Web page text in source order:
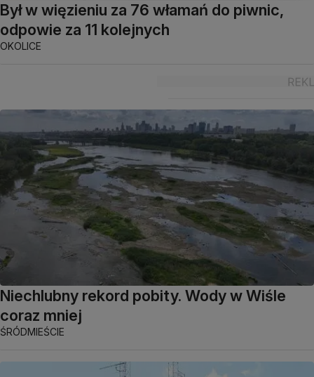
Był w więzieniu za 76 włamań do piwnic,
odpowie za 11 kolejnych
OKOLICE
Niechlubny rekord pobity. Wody w Wiśle
coraz mniej
ŚRÓDMIEŚCIE